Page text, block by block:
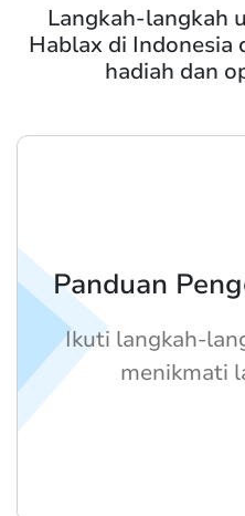
Langkah-langkah
Hablax di Indonesia
hadiah dan
Panduan
Ikuti langkah-
menikmati